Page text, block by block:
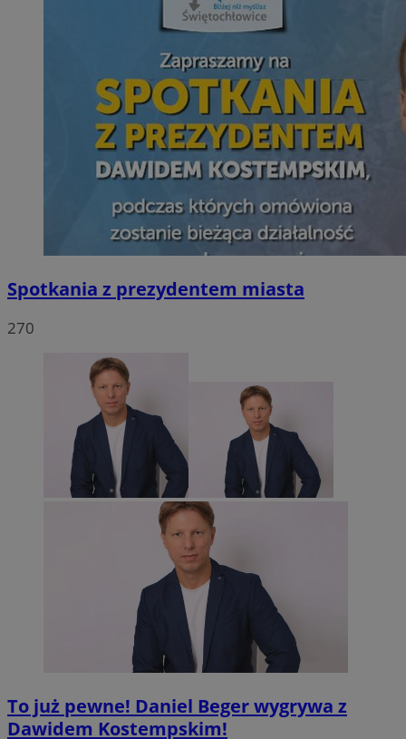
Spotkania z prezydentem miasta
270
To już pewne! Daniel Beger wygrywa z
Dawidem Kostempskim!